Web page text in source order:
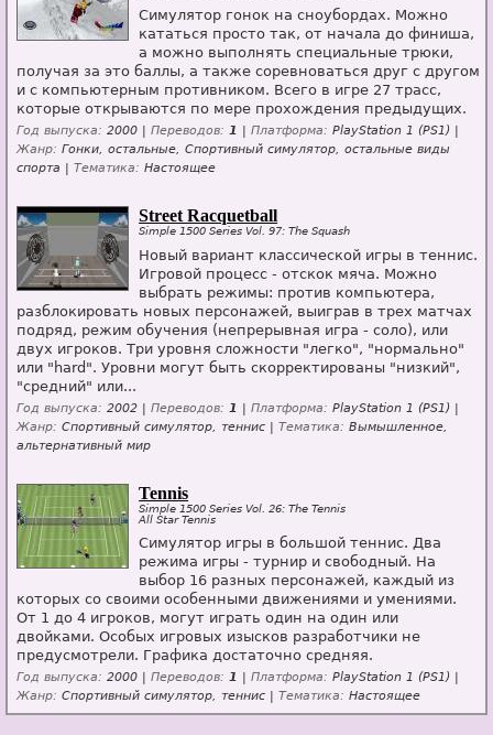
Симулятор гонок на сноубордах. Можно
кататься просто так, от начала до финиша,
а можно выполнять специальные трюки,
получая за это баллы, а также соревноваться друг с другом
и с компьютерным противником. Всего в игре 27 трасс,
которые открываются по мере прохождения предыдущих.
Год выпуска: 2000 | Переводов: 1 Платформа: PlayStation 1 (PS1) |
Жанр: Гонки, остальные, Спортивный симулятор, остальные виды
спорта | Тематика: Настоящее
Street Racquetball
Simple 1500 Series Vol. 97: The Squash
Новый вариант классической игры в теннис.
Игровой процесс - отскок мяча. Можно
выбрать режимы: против компьютера,
разблокировать новых персонажей, выиграв в трех матчах
подряд, режим обучения (непрерывная игра - соло), или
двух игроков. Три уровня сложности "легко", "нормально"
или "hard". Уровни могут быть скорректированы "низкий",
"средний" или...
Год выпуска: 2002 | Переводов: 1 | Платформа: PlayStation 1 (PS1) |
Жанр: Спортивный симулятор, теннис | Тематика: Вымышленное,
альтернативный мир
Tennis
Simple 1500 Series Vol. 26: The Tennis
All Star Tennis
Симулятор игры в большой теннис. Два
режима игры - турнир и свободный. На
выбор 16 разных персонажей, каждый из
которых со своими особенными движениями и умениями.
От 1 до 4 игроков, могут играть один на один или
двойками. Особых игровых изысков разработчики не
предусмотрели. Графика достаточно средняя.
Год выпуска: 2000 | Переводов: 1 Платформа: PlayStation 1 (PS1) |
Жанр: Спортивный симулятор, теннис | Тематика: Настоящее